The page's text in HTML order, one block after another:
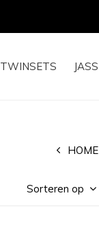
TWINSETS
HOME
Sorteren op